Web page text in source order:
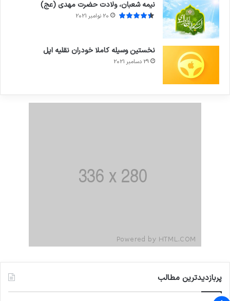
نیمه شعبان، ولادت حضرت مهدی (عج)
20 نوامبر 2021
نخستین وسیله کاملا خودران نقلیه اپل
29 دسامبر 2021
پربازدیدترین مطالب